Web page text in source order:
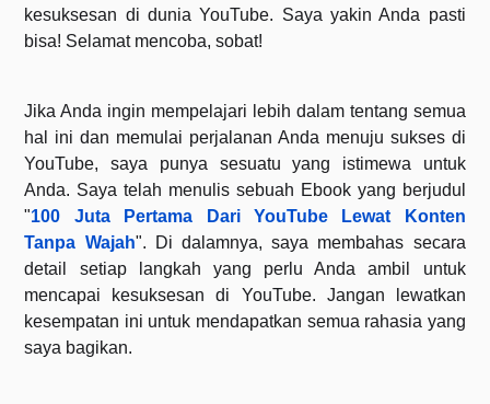
kesuksesan di dunia YouTube. Saya yakin Anda pasti
bisa! Selamat mencoba, sobat!
Jika Anda ingin mempelajari lebih dalam tentang semua
hal ini dan memulai perjalanan Anda menuju sukses di
YouTube, saya punya sesuatu yang istimewa untuk
Anda. Saya telah menulis sebuah Ebook yang berjudul
"100 Juta Pertama Dari YouTube Lewat Konten
Tanpa Wajah". Di dalamnya, saya membahas secara
detail setiap langkah yang perlu Anda ambil untuk
mencapai kesuksesan di YouTube. Jangan lewatkan
kesempatan ini untuk mendapatkan semua rahasia yang
saya bagikan.